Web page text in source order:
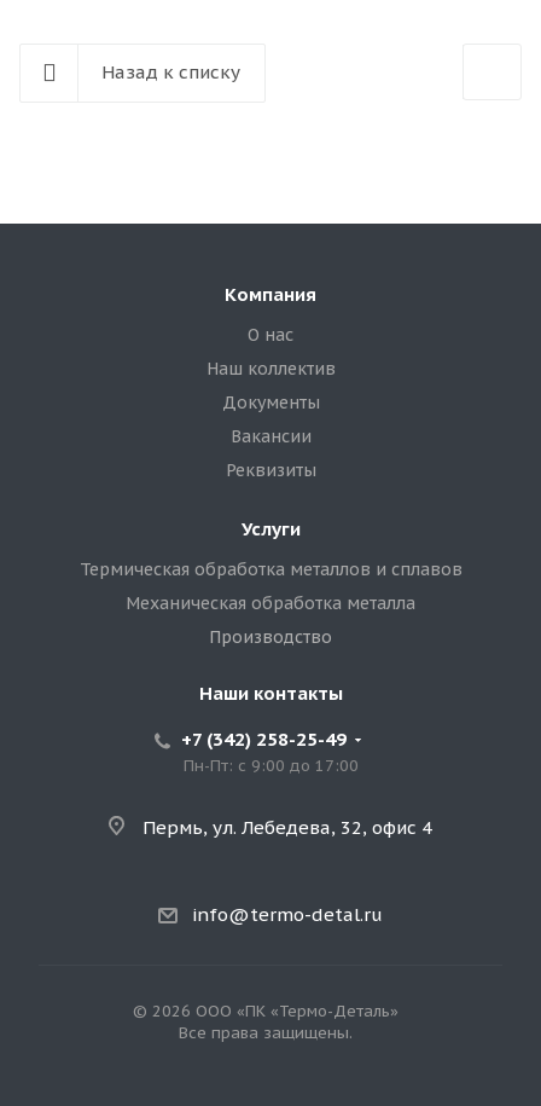
Назад к списку
Компания
О нас
Наш коллектив
Документы
Вакансии
Реквизиты
Услуги
Термическая обработка металлов и сплавов
Механическая обработка металла
Производство
Наши контакты
+7 (342) 258-25-49
Пн-Пт: с 9:00 до 17:00
Пермь, ул. Лебедева, 32, офис 4
info@termo-detal.ru
© 2026 ООО «ПК «Термо-Деталь»
Все права защищены.